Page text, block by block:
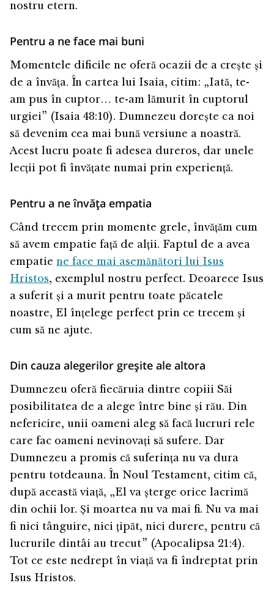
nostru etern.
Pentru a ne face mai buni
Momentele dificile ne oferă ocazii de a crește și
de a învăța. În cartea lui Isaia, citim: „Iată, te-
am pus în cuptor… te-am lămurit în cuptorul
urgiei” (Isaia 48:10). Dumnezeu dorește ca noi
să devenim cea mai bună versiune a noastră.
Acest lucru poate fi adesea dureros, dar unele
lecții pot fi învățate numai prin experiență.
Pentru a ne învăța empatia
Când trecem prin momente grele, învățăm cum
să avem empatie față de alții. Faptul de a avea
empatie ne face mai asemănători lui Isus
Hristos, exemplul nostru perfect. Deoarece Isus
a suferit și a murit pentru toate păcatele
noastre, El înțelege perfect prin ce trecem și
cum să ne ajute.
Din cauza alegerilor greșite ale altora
Dumnezeu oferă fiecăruia dintre copiii Săi
posibilitatea de a alege între bine și rău. Din
nefericire, unii oameni aleg să facă lucruri rele
care fac oameni nevinovați să sufere. Dar
Dumnezeu a promis că suferința nu va dura
pentru totdeauna. În Noul Testament, citim că,
după această viață, „El va șterge orice lacrimă
din ochii lor. Și moartea nu va mai fi. Nu va mai
fi nici tânguire, nici țipăt, nici durere, pentru că
lucrurile dintâi au trecut” (Apocalipsa 21:4).
Tot ce este nedrept în viață va fi îndreptat prin
Isus Hristos.